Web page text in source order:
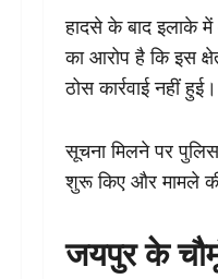
हादसे के बाद इलाके में
का आरोप है कि इस
ठोस कार्रवाई नहीं हुई।
सूचना मिलने पर
शुरू किए और मामले
जयपुर के